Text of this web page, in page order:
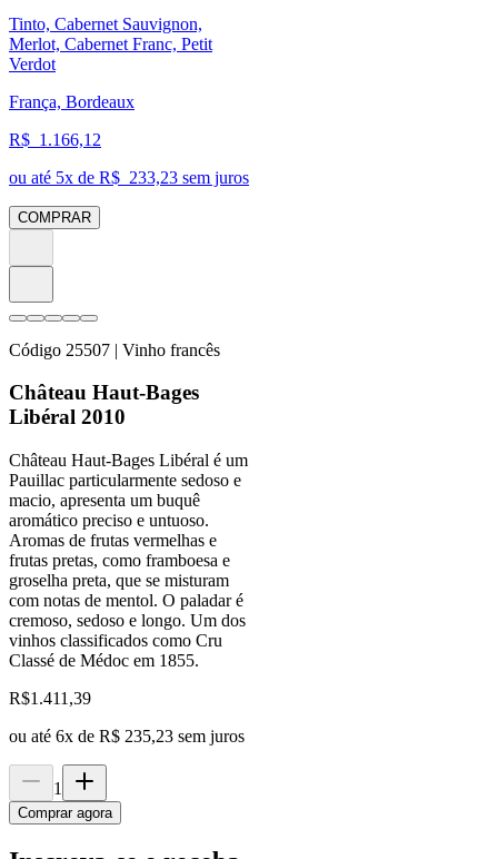
Tinto, Cabernet Sauvignon,
Merlot, Cabernet Franc, Petit
Verdot
França, Bordeaux
R$ 1.166,12
ou até 5x de R$ 233,23 sem juros
COMPRAR
Código 25507 | Vinho francês
Château Haut-Bages
Libéral 2010
Château Haut-Bages Libéral é um
Pauillac particularmente sedoso e
macio, apresenta um buquê
aromático preciso e untuoso.
Aromas de frutas vermelhas e
frutas pretas, como framboesa e
groselha preta, que se misturam
com notas de mentol. O paladar é
cremoso, sedoso e longo. Um dos
vinhos classificados como Cru
Classé de Médoc em 1855.
R$1.411,39
ou até 6x de R$ 235,23 sem juros
1
Comprar agora